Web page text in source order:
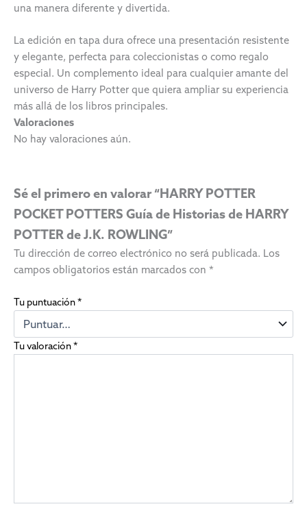
una manera diferente y divertida.
La edición en tapa dura ofrece una presentación resistente
y elegante, perfecta para coleccionistas o como regalo
especial. Un complemento ideal para cualquier amante del
universo de Harry Potter que quiera ampliar su experiencia
más allá de los libros principales.
Valoraciones
No hay valoraciones aún.
Sé el primero en valorar “HARRY POTTER
POCKET POTTERS Guía de Historias de HARRY
POTTER de J.K. ROWLING”
Tu dirección de correo electrónico no será publicada. Los
campos obligatorios están marcados con *
Tu puntuación*
Tu valoración*